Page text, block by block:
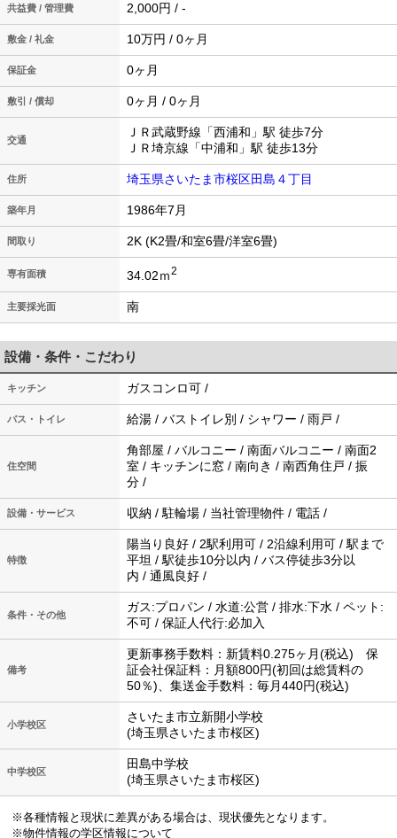
共益費 / 管理費 2,000円 / -
敷金 / 礼金 10万円 / 0ヶ月
保証金 0ヶ月
敷引 / 償却 0ヶ月 / 0ヶ月
交通
ＪＲ武蔵野線「西浦和」駅 徒歩7分
ＪＲ埼京線「中浦和」駅 徒歩13分
住所 埼玉県さいたま市桜区田島４丁目
築年月 1986年7月
間取り 2K (K2畳/和室6畳/洋室6畳)
専有面積 34.02ｍ2
主要採光面 南
設備・条件・こだわり
キッチン ガスコンロ可 /
バス・トイレ 給湯 / バストイレ別 / シャワー / 雨戸 /
住空間
角部屋 / バルコニー / 南面バルコニー / 南面2
室 / キッチンに窓 / 南向き / 南西角住戸 / 振
分 /
設備・サービス 収納 / 駐輪場 / 当社管理物件 / 電話 /
特徴
陽当り良好 / 2駅利用可 / 2沿線利用可 / 駅まで
平坦 / 駅徒歩10分以内 / バス停徒歩3分以
内 / 通風良好 /
条件・その他
ガス:プロパン / 水道:公営 / 排水:下水 / ペット:
不可 / 保証人代行:必加入
備考
更新事務手数料：新賃料0.275ヶ月(税込) 保
証会社保証料：月額800円(初回は総賃料の
50％)、集送金手数料：毎月440円(税込)
小学校区
さいたま市立新開小学校
(埼玉県さいたま市桜区)
中学校区
田島中学校
(埼玉県さいたま市桜区)
※各種情報と現状に差異がある場合は、現状優先となります。
※物件情報の学区情報について